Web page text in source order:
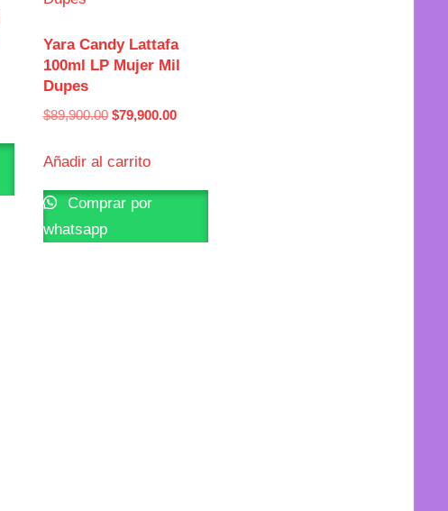
Yara Candy Lattafa
100ml LP Mujer Mil
Dupes
$89,900.00 $79,900.00
Añadir al carrito
Comprar por
whatsapp